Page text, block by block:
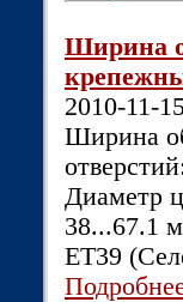
Ширина
2010-11-
Ширина
Диаметр
38...67.1
ET39